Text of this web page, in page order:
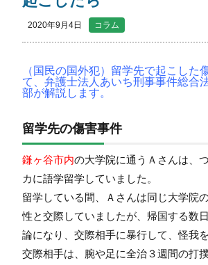
2020年9月4日 コラム
（国民の国外犯）留学先で起こした
て、弁護士法人あいち刑事事件総合
部が解説します。
留学先の傷害事件
鎌ヶ谷市内の大学院に通うＡさんは、
カに語学留学していました。
留学している間、Ａさんは同じ大学院
性と交際していましたが、帰国する数
論になり、交際相手に暴行して、怪我
交際相手は、腕や足に全治３週間の打